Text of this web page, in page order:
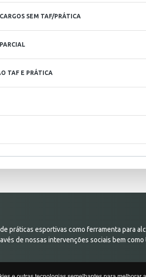
SEM TAF/PRÁTICA
TAF E PRÁTICA
práticas esportivas como ferramenta para
de nossas intervenções sociais bem como